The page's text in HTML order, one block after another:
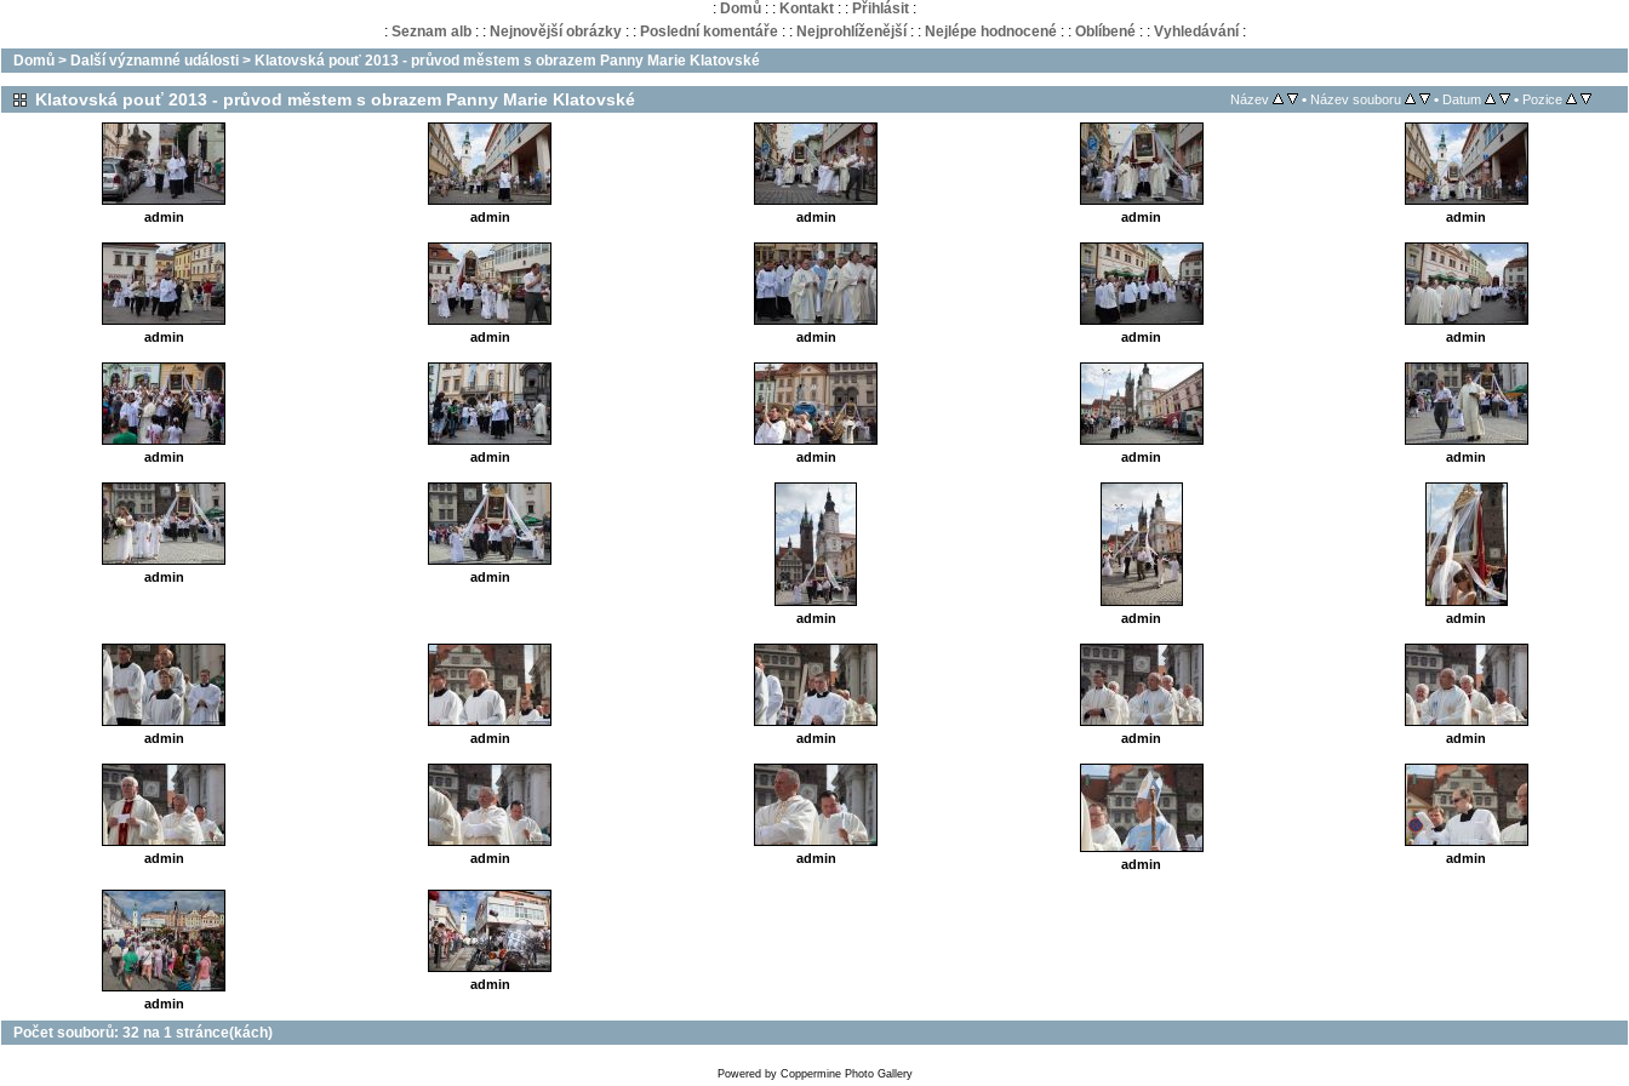
: Domů : : Kontakt : : Přihlásit :
: Seznam alb: : Nejnovější obrázky: : Poslední komentáře: : Nejprohlíženější: : Nejlépe hodnocené: : Oblíbené: : Vyhledávání:
Domů > Další významné události > Klatovská pouť 2013 - průvod městem s obrazem Panny Marie Klatovské
Klatovská pouť 2013 - průvod městem s obrazem Panny Marie Klatovské Název • Název souboru • Datum • Pozice
admin admin admin admin admin
admin admin admin admin admin
admin admin admin admin admin
admin admin
admin admin admin
admin admin admin admin admin
admin admin admin admin admin
admin
admin
Počet souborů: 32 na 1 stránce(kách)
Powered by Coppermine Photo Gallery